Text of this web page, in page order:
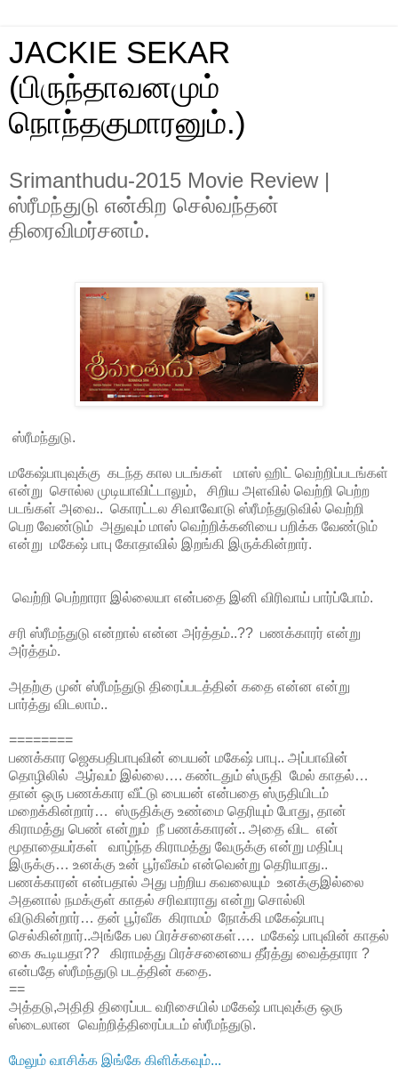
JACKIE SEKAR
(பிருந்தாவனமும்
நொந்தகுமாரனும்.)
Srimanthudu-2015 Movie Review |
ஸ்ரீமந்துடு என்கிற செல்வந்தன்
திரைவிமர்சனம்.
ஸ்ரீமந்துடு.
மகேஷ்பாபுவுக்கு கடந்த கால படங்கள் மாஸ் ஹிட் வெற்றிப்படங்கள்
என்று சொல்ல முடியாவிட்டாலும், சிறிய அளவில் வெற்றி பெற்ற
படங்கள் அவை.. கொரட்டல சிவாவோடு ஸ்ரீமந்துடுவில் வெற்றி
பெற வேண்டும் அதுவும் மாஸ் வெற்றிக்கனியை பறிக்க வேண்டும்
என்று மகேஷ் பாபு கோதாவில் இறங்கி இருக்கின்றார்.
வெற்றி பெற்றாரா இல்லையா என்பதை இனி விரிவாய் பார்ப்போம்.
சரி ஸ்ரீமந்துடு என்றால் என்ன அர்த்தம்..?? பணக்காரர் என்று
அர்த்தம்.
அதற்கு முன் ஸ்ரீமந்துடு திரைப்படத்தின் கதை என்ன என்று
பார்த்து விடலாம்..
========
பணக்கார ஜெகபதிபாபுவின் பையன் மகேஷ் பாபு.. அப்பாவின்
தொழிலில் ஆர்வம் இல்லை…. கண்டதும் ஸ்ருதி மேல் காதல்…
தான் ஒரு பணக்கார வீட்டு பையன் என்பதை ஸ்ருதியிடம்
மறைக்கின்றார்… ஸ்ருதிக்கு உண்மை தெரியும் போது, தான்
கிராமத்து பெண் என்றும் நீ பணக்காரன்.. அதை விட என்
மூதாதையர்கள் வாழ்ந்த கிராமத்து வேருக்கு என்று மதிப்பு
இருக்கு… உனக்கு உன் பூர்வீகம் என்வென்று தெரியாது..
பணக்காரன் என்பதால் அது பற்றிய கவலையும் உனக்குஇல்லை
அதனால் நமக்குள் காதல் சரிவாராது என்று சொல்லி
விடுகின்றார்… தன் பூர்வீக கிராமம் நோக்கி மகேஷ்பாபு
செல்கின்றார்..அங்கே பல பிரச்சனைகள்…. மகேஷ் பாபுவின் காதல்
கை கூடியதா?? கிராமத்து பிரச்சனையை தீர்த்து வைத்தாரா ?
என்பதே ஸ்ரீமந்துடு படத்தின் கதை.
==
அத்தடு,அதிதி திரைப்பட வரிசையில் மகேஷ் பாபுவுக்கு ஒரு
ஸ்டைலான வெற்றித்திரைப்படம் ஸ்ரீமந்துடு.
மேலும் வாசிக்க இங்கே கிளிக்கவும்...